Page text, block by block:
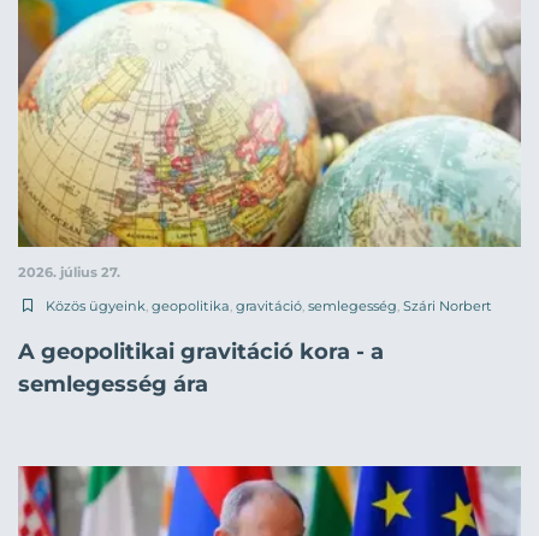
2026. július 27.
Közös ügyeink geopolitika gravitáció semlegesség Szári Norbert
A geopolitikai gravitáció kora - a
semlegesség ára